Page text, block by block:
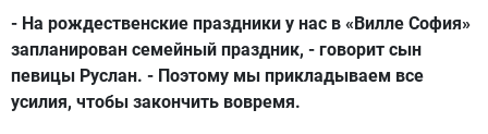
- На рождественские праздники у нас в «Вилле София»
запланирован семейный праздник, - говорит сын
певицы Руслан. - Поэтому мы прикладываем все
усилия, чтобы закончить вовремя.